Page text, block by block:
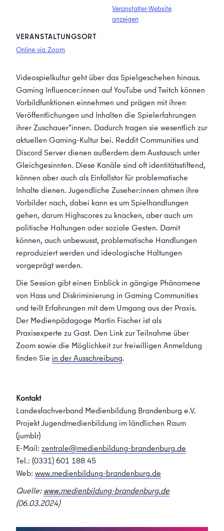
VERANSTALTUNGSORT
Online via Zoom
Veranstalter-Website
anzeigen
Videospielkultur geht über das Spielgeschehen hinaus.
Gaming Influencer:innen auf YouTube und Twitch können
Vorbildfunktionen einnehmen und prägen mit ihren
Veröffentlichungen und Inhalten die Spielerfahrungen
ihrer Zuschauer*innen. Dadurch tragen sie wesentlich zur
aktuellen Gaming-Kultur bei. Reddit Communities und
Discord Server dienen außerdem dem Austausch unter
Gleichgesinnten. Diese Kanäle sind oft identitätsstiftend,
können aber auch als Einfallstor für problematische
Inhalte dienen. Jugendliche Zuseher:innen ahmen ihre
Vorbilder nach, dabei kann es um Spielhandlungen
gehen, darum Highscores zu knacken, aber auch um
politische Haltungen oder soziale Gesten. Damit
können, auch unbewusst, problematische Handlungen
reproduziert werden und ideologische Haltungen
vorgeprägt werden.
Die Session gibt einen Einblick in gängige Phänomene
von Hass und Diskriminierung in Gaming Communities
und teilt Erfahrungen mit dem Umgang aus der Praxis.
Der Medienpädagoge Martin Fischer ist als
Praxisexperte zu Gast. Den Link zur Teilnahme über
Zoom sowie die Möglichkeit zur freiwilligen Anmeldung
finden Sie in der Ausschreibung.
Kontakt
Landesfachverband Medienbildung Brandenburg e.V.
Projekt Jugendmedienbildung im ländlichen Raum
(jumblr)
E-Mail: zentrale@medienbildung-brandenburg.de
Tel.: (0331) 601 188 45
Web: www.medienbildung-brandenburg.de
Quelle: www.medienbildung-brandenburg.de
(06.03.2024)